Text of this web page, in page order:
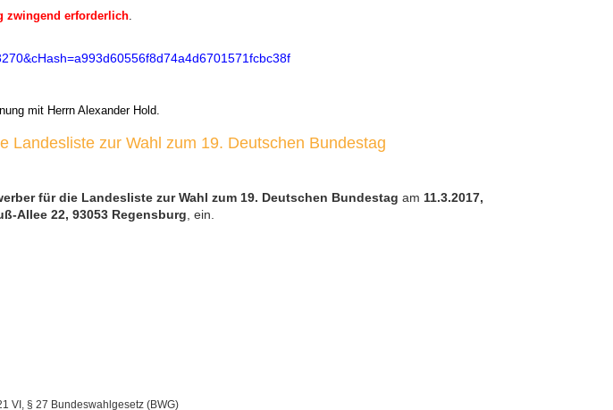
zwingend erforderlich.
mit Herrn Alexander Hold.
Landesliste zur Wahl zum 19. Deutschen Bundestag
für die Landesliste zur Wahl zum 19. Deutschen Bundestag am 11.3.2017,
Allee 22, 93053 Regensburg , ein.
VI, § 27 Bundeswahlgesetz (BWG)